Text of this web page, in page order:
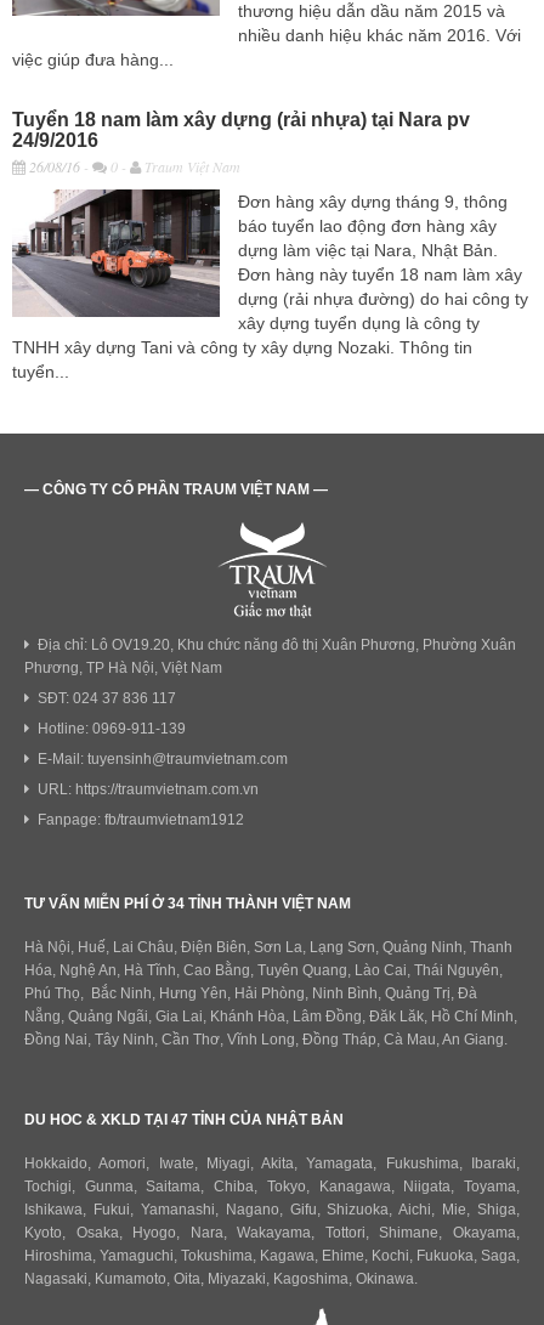
thương hiệu dẫn dầu năm 2015 và
nhiều danh hiệu khác năm 2016. Với
việc giúp đưa hàng...
Tuyển 18 nam làm xây dựng (rải nhựa) tại Nara pv
24/9/2016
26/08/16 - 0 -
Traum Việt Nam
Đơn hàng xây dựng tháng 9, thông
báo tuyển lao động đơn hàng xây
dựng làm việc tại Nara, Nhật Bản.
Đơn hàng này tuyển 18 nam làm xây
dựng (rải nhựa đường) do hai công ty
xây dựng tuyển dụng là công ty
TNHH xây dựng Tani và công ty xây dựng Nozaki. Thông tin
tuyển...
— CÔNG TY CỔ PHẦN TRAUM VIỆT NAM —
Địa chỉ: Lô OV19.20, Khu chức năng đô thị Xuân Phương, Phường Xuân
Phương, TP Hà Nội, Việt Nam
SĐT: 024 37 836 117
Hotline: 0969-911-139
E-Mail: tuyensinh@traumvietnam.com
URL: https://traumvietnam.com.vn
Fanpage: fb/traumvietnam1912
TƯ VẤN MIỄN PHÍ Ở 34 TỈNH THÀNH VIỆT NAM
Hà Nội, Huế, Lai Châu, Điện Biên, Sơn La, Lạng Sơn, Quảng Ninh, Thanh
Hóa, Nghệ An, Hà Tĩnh, Cao Bằng, Tuyên Quang, Lào Cai, Thái Nguyên,
Phú Thọ, Bắc Ninh, Hưng Yên, Hải Phòng, Ninh Bình, Quảng Trị, Đà
Nẵng, Quảng Ngãi, Gia Lai, Khánh Hòa, Lâm Đồng, Đăk Lăk, Hồ Chí Minh,
Đồng Nai, Tây Ninh, Cần Thơ, Vĩnh Long, Đồng Tháp, Cà Mau, An Giang.
DU HOC & XKLD TẠI 47 TỈNH CỦA NHẬT BẢN
Hokkaido,Aomori, Iwate, Miyagi,Akita,Yamagata, Fukushima, Ibaraki,
Tochigi, Gunma, Saitama,Chiba, Tokyo, Kanagawa, Niigata,Toyama,
Ishikawa, Fukui, Yamanashi, Nagano, Gifu, Shizuoka,Aichi, Mie, Shiga,
Kyoto, Osaka, Hyogo, Nara,Wakayama, Tottori, Shimane,Okayama,
Hiroshima, Yamaguchi, Tokushima, Kagawa, Ehime, Kochi, Fukuoka, Saga,
Nagasaki, Kumamoto, Oita, Miyazaki, Kagoshima, Okinawa.